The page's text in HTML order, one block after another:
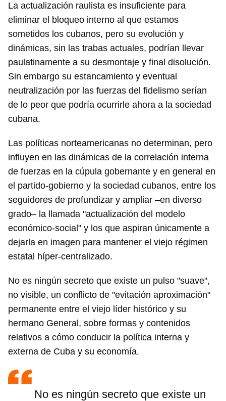
La actualización raulista es insuficiente para
eliminar el bloqueo interno al que estamos
sometidos los cubanos, pero su evolución y
dinámicas, sin las trabas actuales, podrían llevar
paulatinamente a su desmontaje y final disolución.
Sin embargo su estancamiento y eventual
neutralización por las fuerzas del fidelismo serían
de lo peor que podría ocurrirle ahora a la sociedad
cubana.
Las políticas norteamericanas no determinan, pero
influyen en las dinámicas de la correlación interna
de fuerzas en la cúpula gobernante y en general en
el partido-gobierno y la sociedad cubanos, entre los
seguidores de profundizar y ampliar –en diverso
grado– la llamada "actualización del modelo
económico-social" y los que aspiran únicamente a
dejarla en imagen para mantener el viejo régimen
estatal híper-centralizado.
No es ningún secreto que existe un pulso "suave",
no visible, un conflicto de "evitación aproximación"
permanente entre el viejo líder histórico y su
hermano General, sobre formas y contenidos
relativos a cómo conducir la política interna y
externa de Cuba y su economía.
No es ningún secreto que existe un